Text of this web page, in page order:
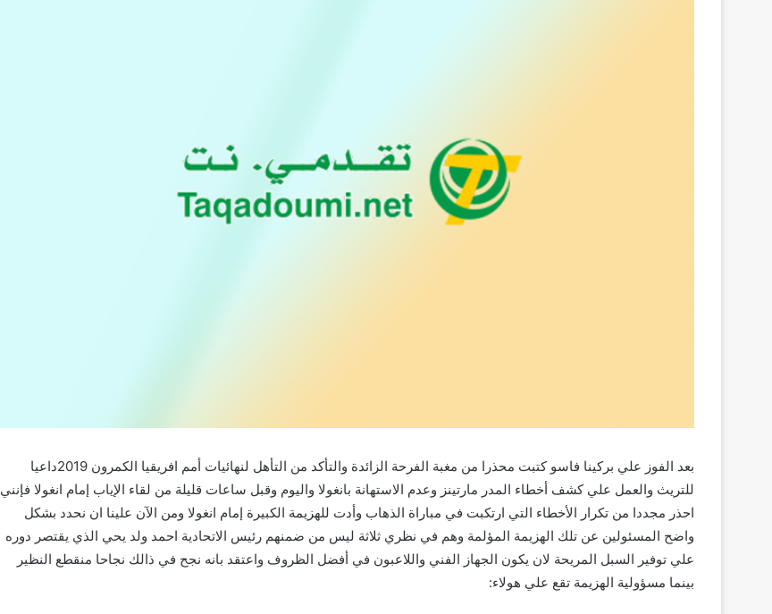
بعد الفوز علي بركينا فاسو كتبت محذرا من مغبة الفرحة الزائدة والتأكد من التأهل لنهائيات أمم افريقيا الكمرون 2019داعيا
للتريث والعمل علي كشف أخطاء المدر مارتينز وعدم الاستهانة بانغولا واليوم وقبل ساعات قليلة من لقاء الإياب إمام انغولا فإنني
احذر مجددا من تكرار الأخطاء التي ارتكبت في مباراة الذهاب وأدت للهزيمة الكبيرة إمام انغولا ومن الآن علينا ان نحدد بشكل
واضح المسئولين عن تلك الهزيمة المؤلمة وهم في نظري ثلاثة ليس من ضمنهم رئيس الاتحادية احمد ولد يحي الذي يقتصر دوره
علي توفير السبل المريحة لان يكون الجهاز الفني واللاعبون في أفضل الظروف واعتقد بانه نجح في ذالك نجاحا منقطع النظير
بينما مسؤولية الهزيمة تقع علي هولاء: